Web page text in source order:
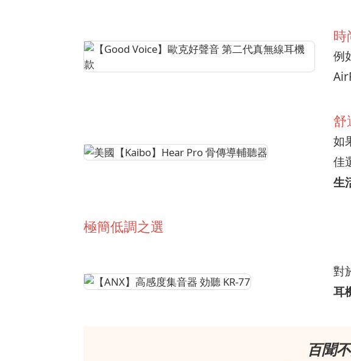
時
例
舒
如
佳
生
極簡低調之選
對
耳
百聞